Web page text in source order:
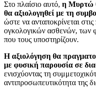
Στο πλαίσιο αυτό, η Μυρτώ
θα αξιολογηθεί με τη
ώστε να ανταποκρίνεται
ογκολογικών ασθενών, των
που τους υποστηρίζουν.
Η αξιολόγηση θα
με φυσική παρουσία σε
ενισχύοντας τη
αντιπροσωπευτικότητα της